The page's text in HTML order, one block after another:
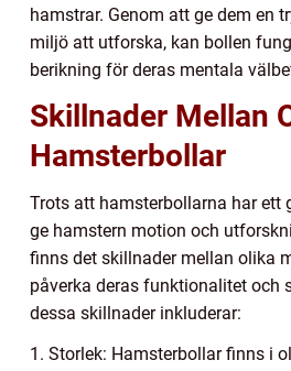
hamstrar. Genom att ge dem en
miljö att utforska, kan bollen
berikning för deras mentala
Skillnader Mellan
Hamsterbollar
Trots att hamsterbollarna har ett
ge hamstern motion och
finns det skillnader mellan olika
påverka deras funktionalitet och
dessa skillnader inkluderar:
1. Storlek: Hamsterbollar finns i